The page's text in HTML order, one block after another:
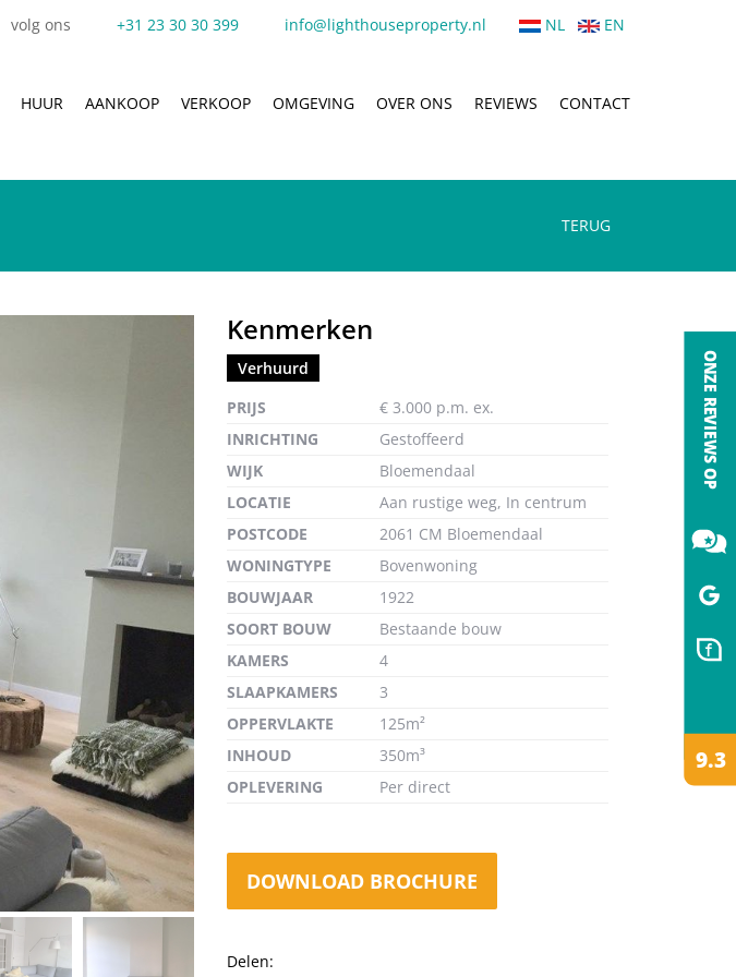
volg ons +31 23 30 30 399 info@lighthouseproperty.nl NL EN
HUUR AANKOOP VERKOOP OMGEVING OVER ONS REVIEWS CONTACT
TERUG
volgende
Vergroten
Kenmerken
Verhuurd
PRIJS
€ 3.000 p.m. ex.
INRICHTING
Gestoffeerd
WIJK
Bloemendaal
LOCATIE
Aan rustige weg, In centrum
POSTCODE
2061 CM Bloemendaal
WONINGTYPE
Bovenwoning
BOUWJAAR
1922
SOORT BOUW
Bestaande bouw
KAMERS
4
SLAAPKAMERS
3
OPPERVLAKTE
125m²
INHOUD
350m³
OPLEVERING
Per direct
DOWNLOAD BROCHURE
Delen: